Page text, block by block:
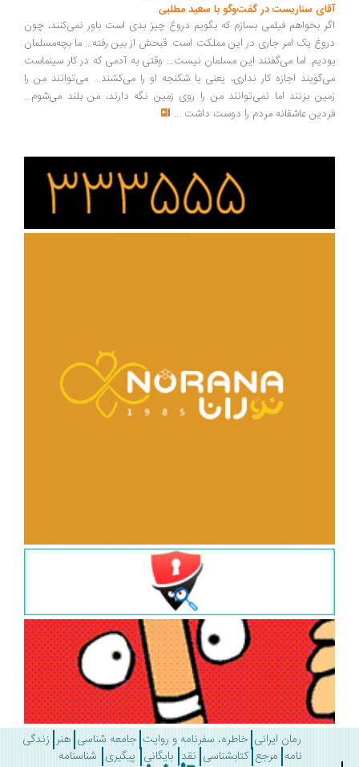
سناریست در گفت‌وگو با سعید مطلبی
بخواهم فیلمی بسازم که بگویم دروغ چیز بدی است باور نمی‌کنند، چون
یک امر جاری در این مملکت است. قبحش از بین رفته... ما بچه‌مسلمان
اما می‌گفتند این مسلمان نیست... وقتی به آدمی که در کار سینماست
اجازه کار نداری، یعنی با شکنجه او را می‌کشند... می‌توانند من را
بزنند اما نمی‌توانند من را روی زمین نگه دارند، من بلند می‌شوم...
عاشقانه مردم را دوست داشت ...
رمان ایرانی خاطره، سفرنامه و روایت جامعه شناسی هنر زندگی
مرجع کتابشناسی نقد بایگانی پیگیری شناسنامه